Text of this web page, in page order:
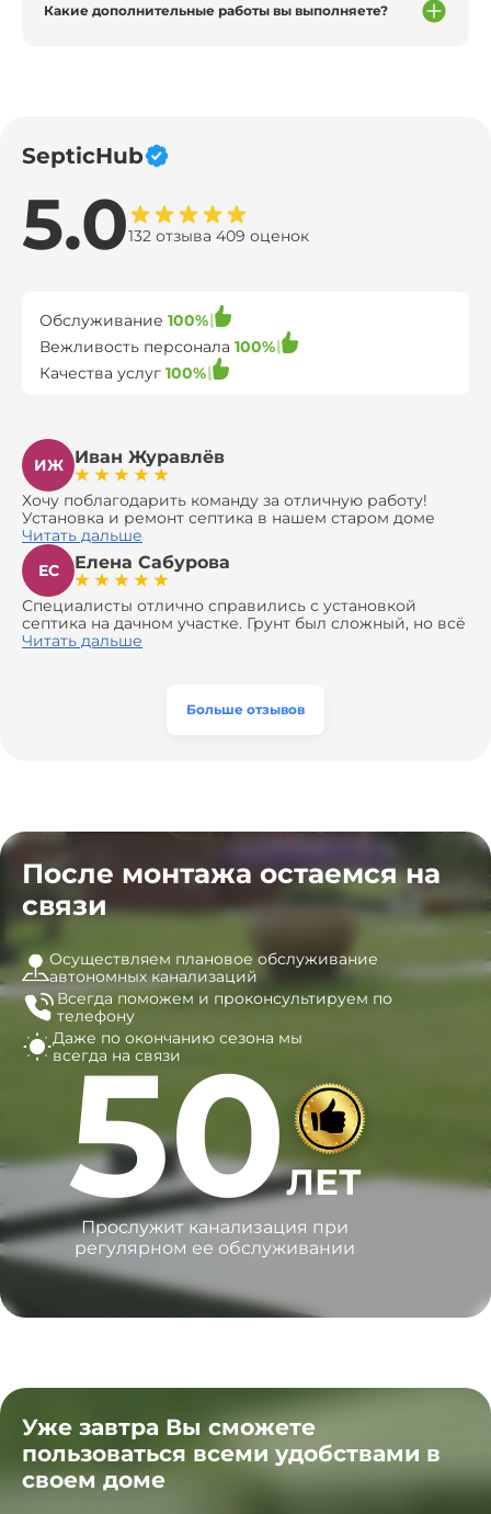
Какие дополнительные работы вы выполняете?
SepticHub
5.0132 отзыва 409 оценок
Обслуживание 100%
Вежливость персонала 100%
Качества услуг 100%
ИЖ Иван Журавлёв
Хочу поблагодарить команду за отличную работу!
Установка и ремонт септика в нашем старом доме
оказались сложной задачей, но ребята справились на
все 100%. Всё сделали аккуратно и профессионально.
Давали полезные рекомендации, не пытались
навязать ничего лишнего, помогли с выбором и
доставкой материалов, что позволило нам
сэкономить. Выполнили монтаж и демонтаж
оборудования, заменили трубы, обновили
эту компанию всем, кто ищет надёжных
Читать дальше
ЕС
Елена Сабурова
Специалисты отлично справились с установкой
септика на дачном участке. Грунт был сложный, но всё
сделали быстро и аккуратно. Помогли выбрать
Читать дальше
Больше отзывов
После монтажа остаемся на
связи
Осуществляем плановое обслуживание
автономных канализаций
Всегда поможем и проконсультируем по
телефону
Даже по окончанию сезона мы
всегда на связи
50ЛЕТ
Прослужит канализация при
регулярном ее обслуживании
Уже завтра Вы сможете
пользоваться всеми удобствами в
своем доме